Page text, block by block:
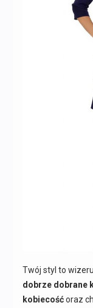
Twój styl to
dobrze dobrane
kobiecośćoraz